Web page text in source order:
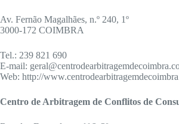
Av. Fernão Magalhães, n.º 240, 1º
3000-172 COIMBRA
Tel.: 239 821 690
E-mail:
Web: http://
Centro de Arbitragem de Conflitos de